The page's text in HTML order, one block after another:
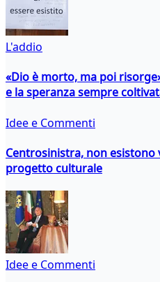
L'addio
«Dio è morto, ma poi
e la speranza sempre
Idee e Commenti
Centrosinistra, non esistono
progetto culturale
Idee e Commenti